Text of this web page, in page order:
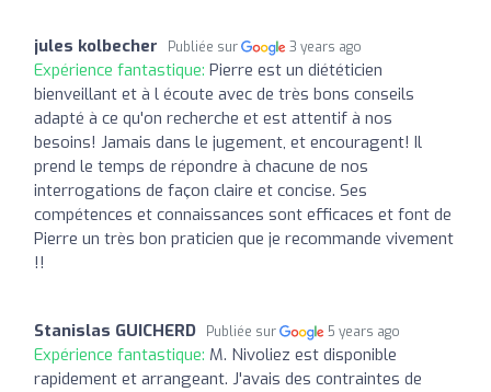
jules kolbecher Publiée sur 3 years ago
Expérience fantastique: Pierre est un diététicien
bienveillant et à l écoute avec de très bons conseils
adapté à ce qu'on recherche et est attentif à nos
besoins! Jamais dans le jugement, et encouragent! Il
prend le temps de répondre à chacune de nos
interrogations de façon claire et concise. Ses
compétences et connaissances sont efficaces et font de
Pierre un très bon praticien que je recommande vivement
!!
Stanislas GUICHERD Publiée sur 5 years ago
Expérience fantastique: M. Nivoliez est disponible
rapidement et arrangeant. J'avais des contraintes de